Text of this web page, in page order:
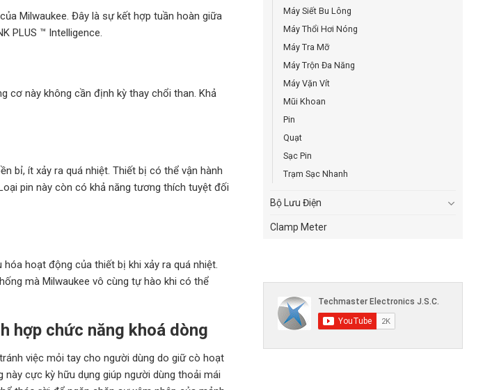
Milwaukee. Đây là sự kết hợp tuần hoàn giữa
PLUS ™ Intelligence.
cơ này không cần định kỳ thay chổi than. Khả
bỉ, ít xảy ra quá nhiệt. Thiết bị có thể vận hành
pin này còn có khả năng tương thích tuyệt đối
hoạt động của thiết bị khi xảy ra quá nhiệt.
mà Milwaukee vô cùng tự hào khi có thể
hợp chức năng khoá dòng
việc mỏi tay cho người dùng do giữ cò hoạt
cực kỳ hữu dụng giúp người dùng thoải mái
Máy Siết Bu Lông
Máy Thổi Hơi Nóng
Máy Tra Mỡ
Máy Trộn Đa Năng
Máy Vặn Vít
Mũi Khoan
Pin
Quạt
Sạc Pin
Trạm Sạc Nhanh
Bộ Lưu Điện
Clamp Meter